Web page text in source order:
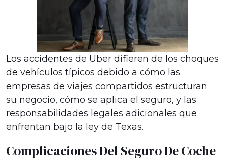
Los accidentes de Uber difieren de los choques
de vehículos típicos debido a cómo las
empresas de viajes compartidos estructuran
su negocio, cómo se aplica el seguro, y las
responsabilidades legales adicionales que
enfrentan bajo la ley de Texas.
Complicaciones Del Seguro De Coche